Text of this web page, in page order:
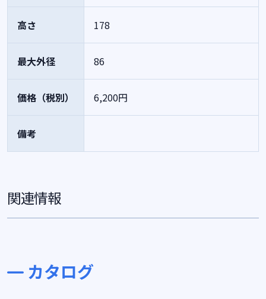
高さ 178
最大外径 86
価格（税別） 6,200円
備考
関連情報
カタログ